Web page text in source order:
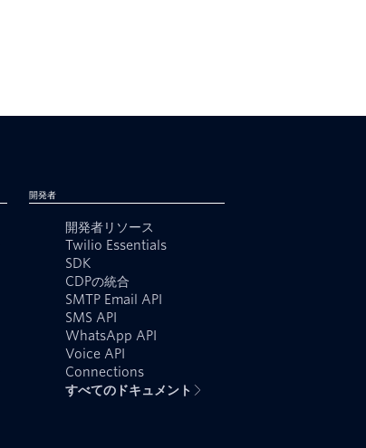
開発者
開発者リソース
Twilio Essentials
SDK
CDPの統合
SMTP Email API
SMS API
WhatsApp API
Voice API
Connections
すべてのドキュメント